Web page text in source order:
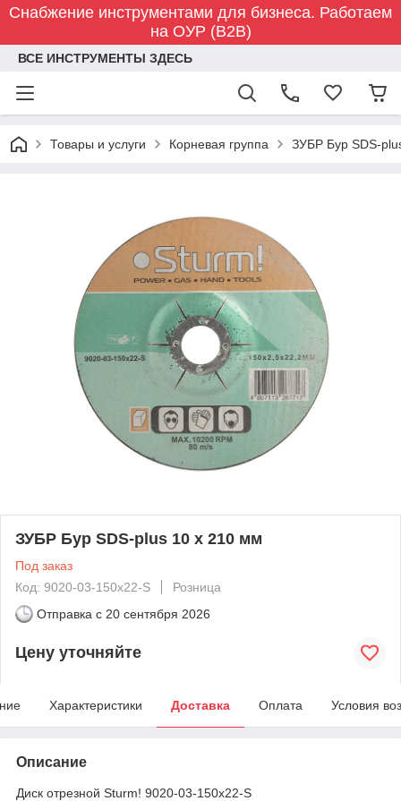
Снабжение инструментами для бизнеса. Работаем
на ОУР (B2B)
ВСЕ ИНСТРУМЕНТЫ ЗДЕСЬ
Товары и услуги Корневая группа ЗУБР Бур SDS-
ЗУБР Бур SDS-plus 10 х 210 мм
Под заказ
Код: 9020-03-150x22-S
Розница
Отправка с 20 сентября 2026
Цену уточняйте
Характеристики Доставка Оплата Условия
Описание
Диск отрезной Sturm! 9020-03-150x22-S